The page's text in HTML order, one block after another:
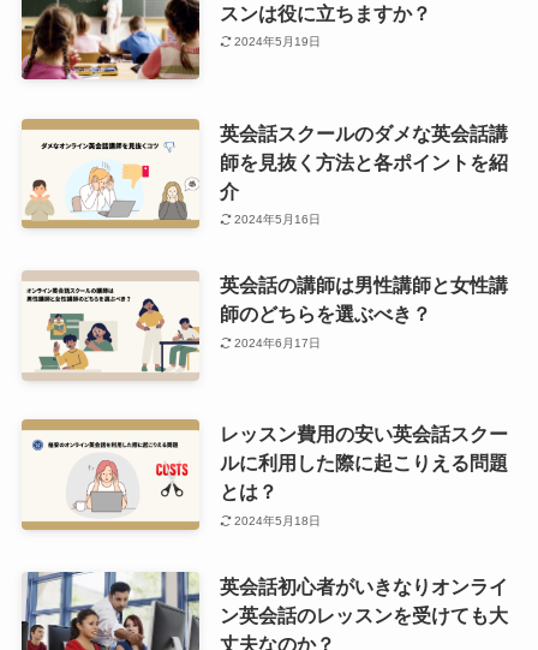
スンは役に立ちますか？
2024年5月19日
英会話スクールのダメな英会話講
師を見抜く方法と各ポイントを紹
介
2024年5月16日
英会話の講師は男性講師と女性講
師のどちらを選ぶべき？
2024年6月17日
レッスン費用の安い英会話スクー
ルに利用した際に起こりえる問題
とは？
2024年5月18日
英会話初心者がいきなりオンライ
ン英会話のレッスンを受けても大
丈夫なのか？